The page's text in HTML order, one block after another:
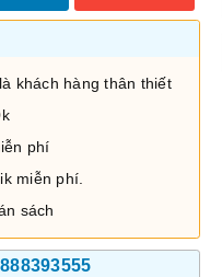
khách hàng thân thiết
phí
miễn phí.
sách